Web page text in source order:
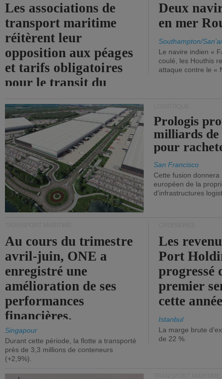
Les associations de
transport maritime
réitèrent leur
opposition aux péages
et tarifs obligatoires
pour le transit du
Deux
en mer
Southampton/
Le navire indien «
coulé, les Houthis
attaque contre le «
Prologis
milliards
pour
San Francisco
Cette fusion
européen de la
d'infrastructures
Au cours du trimestre
avril-juin, ONE a
enregistré une
amélioration de ses
performances
financières.
Singapour
Durant cette période, la flotte a transporté
près de 3,3 millions de conteneurs
(+2,9%).
Les
Port
progressé
premier
cette
Istanbul
La marge brute
de 22 %.